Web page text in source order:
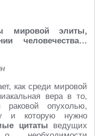
мировой элиты,
человечества…
как среди мировой
вера в то,
раковой опухолью,
и которую нужно
цитаты ведущих